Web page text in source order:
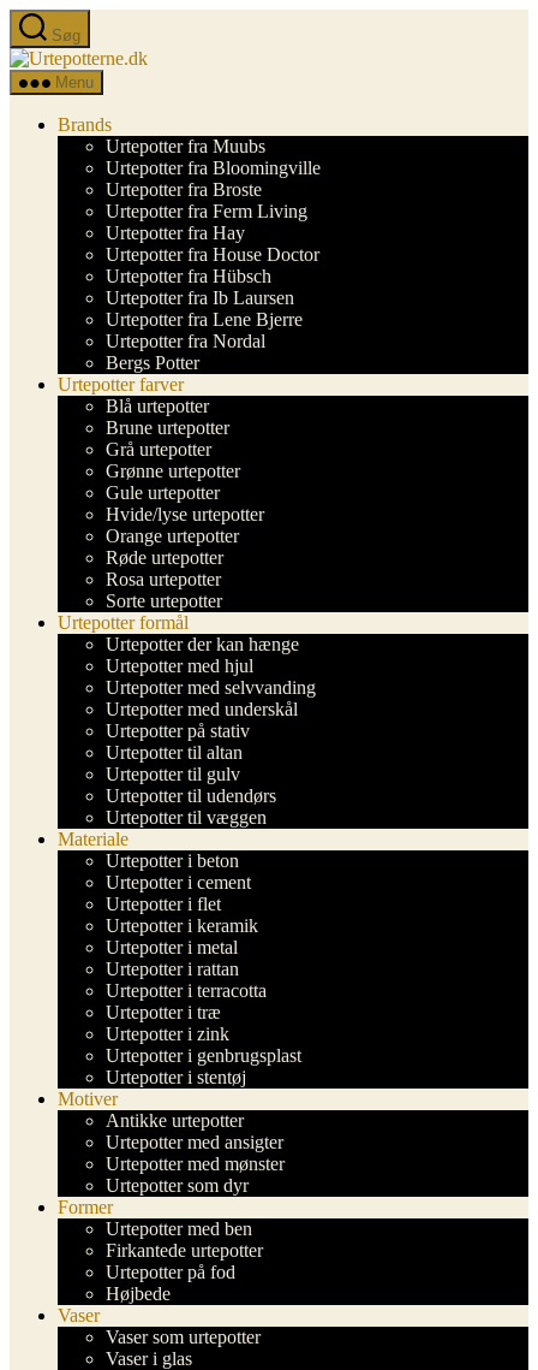
Spring
til
indholdet
Søg
Urtepotterne.dk
Menu
Brands
Urtepotter fra Muubs
Urtepotter fra Bloomingville
Urtepotter fra Broste
Urtepotter fra Ferm Living
Urtepotter fra Hay
Urtepotter fra House Doctor
Urtepotter fra Hübsch
Urtepotter fra Ib Laursen
Urtepotter fra Lene Bjerre
Urtepotter fra Nordal
Bergs Potter
Urtepotter farver
Blå urtepotter
Brune urtepotter
Grå urtepotter
Grønne urtepotter
Gule urtepotter
Hvide/lyse urtepotter
Orange urtepotter
Røde urtepotter
Rosa urtepotter
Sorte urtepotter
Urtepotter formål
Urtepotter der kan hænge
Urtepotter med hjul
Urtepotter med selvvanding
Urtepotter med underskål
Urtepotter på stativ
Urtepotter til altan
Urtepotter til gulv
Urtepotter til udendørs
Urtepotter til væggen
Materiale
Urtepotter i beton
Urtepotter i cement
Urtepotter i flet
Urtepotter i keramik
Urtepotter i metal
Urtepotter i rattan
Urtepotter i terracotta
Urtepotter i træ
Urtepotter i zink
Urtepotter i genbrugsplast
Urtepotter i stentøj
Motiver
Antikke urtepotter
Urtepotter med ansigter
Urtepotter med mønster
Urtepotter som dyr
Former
Urtepotter med ben
Firkantede urtepotter
Urtepotter på fod
Højbede
Vaser
Vaser som urtepotter
Vaser i glas